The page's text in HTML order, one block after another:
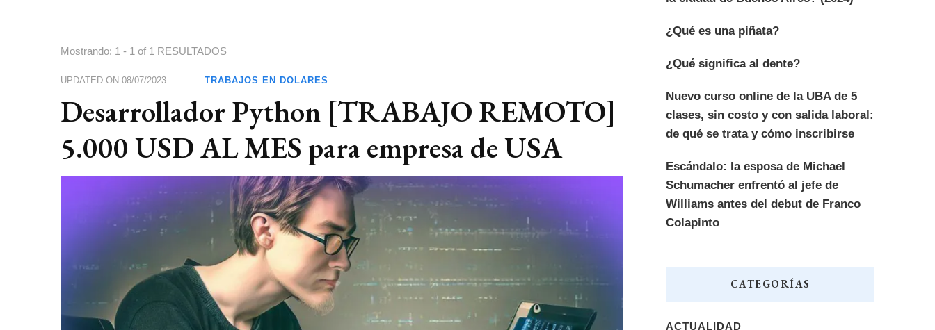
Mostrando: 1 - 1 of 1 RESULTADOS
UPDATED ON08/07/2023 TRABAJOS EN DOLARES
Desarrollador Python [TRABAJO REMOTO]
5.000 USD AL MES para empresa de USA
¿Qué es una piñata?
¿Qué significa al dente?
Nuevo curso online de la UBA de 5
clases, sin costo y con salida laboral:
de qué se trata y cómo inscribirse
Escándalo: la esposa de Michael
Schumacher enfrentó al jefe de
Williams antes del debut de Franco
Colapinto
CATEGORÍAS
ACTUALIDAD